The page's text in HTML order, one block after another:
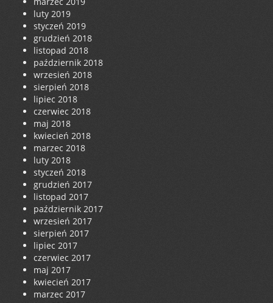
luty 2019
styczeń 2019
grudzień 2018
listopad 2018
październik 2018
wrzesień 2018
sierpień 2018
lipiec 2018
czerwiec 2018
maj 2018
kwiecień 2018
marzec 2018
luty 2018
styczeń 2018
grudzień 2017
listopad 2017
październik 2017
wrzesień 2017
sierpień 2017
lipiec 2017
czerwiec 2017
maj 2017
kwiecień 2017
marzec 2017